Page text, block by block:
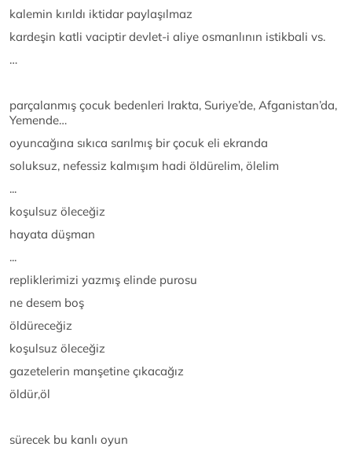
kalemin kırıldı iktidar paylaşılmaz
kardeşin katli vaciptir devlet-i aliye osmanlının istikbali vs.
…
parçalanmış çocuk bedenleri Irakta, Suriye’de, Afganistan’da,
Yemende…
oyuncağına sıkıca sarılmış bir çocuk eli ekranda
soluksuz, nefessiz kalmışım hadi öldürelim, ölelim
...
koşulsuz öleceğiz
hayata düşman
...
repliklerimizi yazmış elinde purosu
ne desem boş
öldüreceğiz
koşulsuz öleceğiz
gazetelerin manşetine çıkacağız
öldür,öl
sürecek bu kanlı oyun